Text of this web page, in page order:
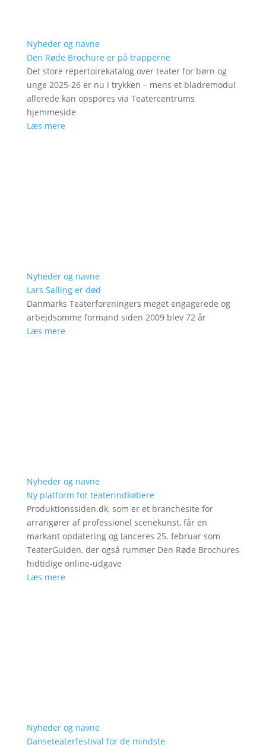
Nyheder og navne
Den Røde Brochure er på trapperne
Det store repertoirekatalog over teater for børn og
unge 2025-26 er nu i trykken – mens et bladremodul
allerede kan opspores via Teatercentrums
hjemmeside
Læs mere
Nyheder og navne
Lars Salling er død
Danmarks Teaterforeningers meget engagerede og
arbejdsomme formand siden 2009 blev 72 år
Læs mere
Nyheder og navne
Ny platform for teaterindkøbere
Produktionssiden.dk, som er et branchesite for
arrangører af professionel scenekunst, får en
markant opdatering og lanceres 25. februar som
TeaterGuiden, der også rummer Den Røde Brochures
hidtidige online-udgave
Læs mere
Nyheder og navne
Danseteaterfestival for de mindste